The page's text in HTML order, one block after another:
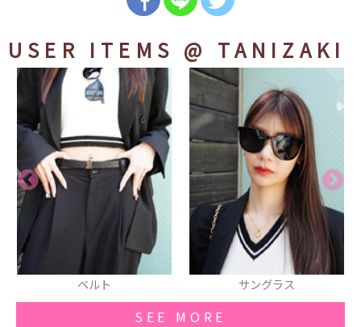
USER ITEMS @ TANIZAKI
ベルト サングラス
SEE MORE